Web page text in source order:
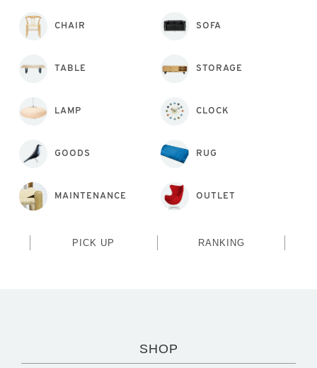
CHAIR SOFA
TABLE STORAGE
LAMP CLOCK
GOODS RUG
MAINTENANCE OUTLET
PICK UP RANKING
SHOP